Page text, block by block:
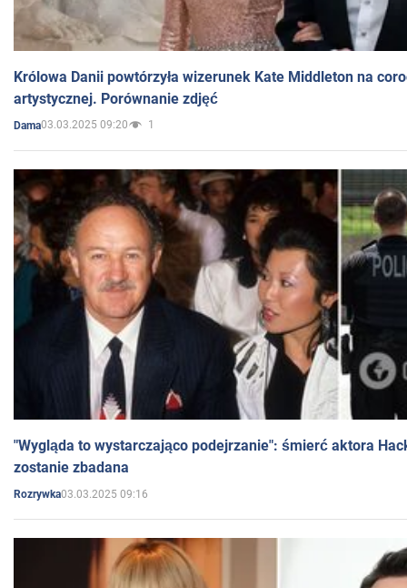
Królowa Danii powtórzyła wizerunek Kate Middleton na
artystycznej. Porównanie zdjęć
Dama03.03.2025 09:20 1
"Wygląda to wystarczająco podejrzanie": śmierć aktora
zostanie zbadana
Rozrywka03.03.2025 09:16